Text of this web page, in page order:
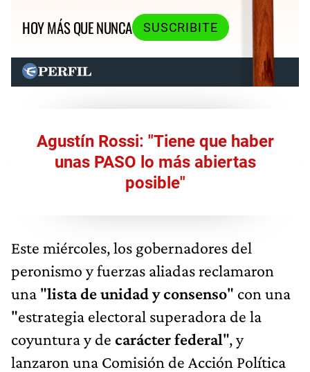
HOY MÁS QUE NUNCA
SUSCRIBITE
Agustín Rossi: "Tiene que haber
unas PASO lo más abiertas
posible"
Este miércoles, los gobernadores del
peronismo y fuerzas aliadas reclamaron
una "lista de unidad y consenso" con una
"estrategia electoral superadora de la
coyuntura y de carácter federal", y
lanzaron una Comisión de Acción Política